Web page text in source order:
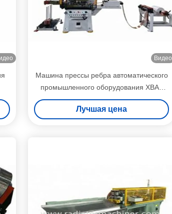
Видео
Машина прессы ребра автоматического
промышленного оборудования ХВАК
высокоскоростная медная
Лучшая цена